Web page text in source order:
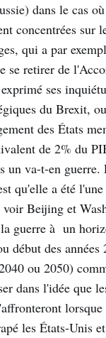
dans le cas
concentrées sur
qui a par
se retirer de
ses
du Brexit,
des États
de 2% du
un va-t-en guerre.
qu'elle a été
Beijing et
guerre à un
début des
ou 2050)
dans l'idée que
les États-Unis